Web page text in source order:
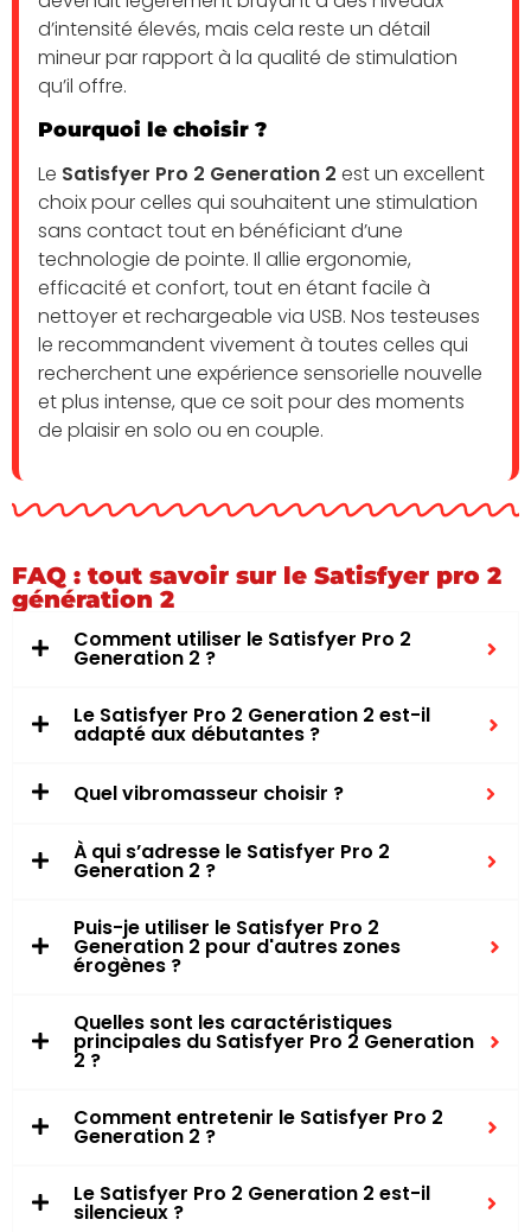
d’intensité élevés, mais cela reste un détail
mineur par rapport à la qualité de stimulation
qu’il offre.
Pourquoi le choisir ?
Le Satisfyer Pro 2 Generation 2 est un excellent
choix pour celles qui souhaitent une stimulation
sans contact tout en bénéficiant d’une
technologie de pointe. Il allie ergonomie,
efficacité et confort, tout en étant facile à
nettoyer et rechargeable via USB. Nos testeuses
le recommandent vivement à toutes celles qui
recherchent une expérience sensorielle nouvelle
et plus intense, que ce soit pour des moments
de plaisir en solo ou en couple.
FAQ : tout savoir sur le Satisfyer pro 2
génération 2
Comment utiliser le Satisfyer Pro 2
Generation 2 ?
Le Satisfyer Pro 2 Generation 2 est-il
adapté aux débutantes ?
Quel vibromasseur choisir ?
À qui s’adresse le Satisfyer Pro 2
Generation 2 ?
Puis-je utiliser le Satisfyer Pro 2
Generation 2 pour d'autres zones
érogènes ?
Quelles sont les caractéristiques
principales du Satisfyer Pro 2 Generation
2 ?
Comment entretenir le Satisfyer Pro 2
Generation 2 ?
Le Satisfyer Pro 2 Generation 2 est-il
silencieux ?